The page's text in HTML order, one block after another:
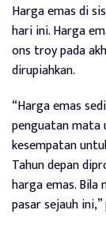
Harga emas di
hari ini. Harga
ons troy pada
dirupiahkan.
“Harga emas
penguatan mata
kesempatan
Tahun depan
harga emas. Bila
pasar sejauh